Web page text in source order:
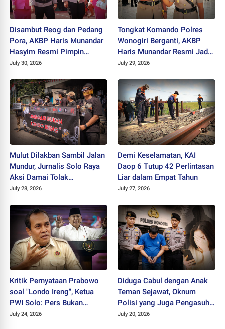
Disambut Reog dan Pedang
Pora, AKBP Haris Munandar
Hasyim Resmi Pimpin
Polres Wonogiri
July 30, 2026
Tongkat Komando Polres
Wonogiri Berganti, AKBP
Haris Munandar Resmi Jadi
Kapolres Baru
July 29, 2026
Mulut Dilakban Sambil Jalan
Mundur, Jurnalis Solo Raya
Aksi Damai Tolak
Stigmatisasi "Londo Ireng"
July 28, 2026
Demi Keselamatan, KAI
Daop 6 Tutup 42 Perlintasan
Liar dalam Empat Tahun
July 27, 2026
Kritik Pernyataan Prabowo
soal "Londo Ireng", Ketua
PWI Solo: Pers Bukan
Musuh Pemerintah
July 24, 2026
Diduga Cabul dengan Anak
Teman Sejawat, Oknum
Polisi yang Juga Pengasuh
Ponpes Ditahan Polres
July 20, 2026